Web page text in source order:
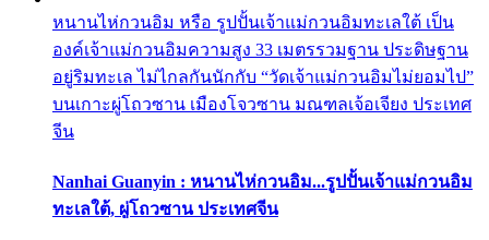
หนานไห่กวนอิม หรือ รูปปั้นเจ้าแม่กวนอิมทะเลใต้ เป็น
องค์เจ้าแม่กวนอิมความสูง 33 เมตรรวมฐาน ประดิษฐาน
อยู่ริมทะเล ไม่ไกลกันนักกับ “วัดเจ้าแม่กวนอิมไม่ยอมไป”
บนเกาะผู่โถวซาน เมืองโจวซาน มณฑลเจ้อเจียง ประเทศ
จีน
Nanhai Guanyin : หนานไห่กวนอิม...รูปปั้นเจ้าแม่กวนอิม
ทะเลใต้, ผู่โถวซาน ประเทศจีน